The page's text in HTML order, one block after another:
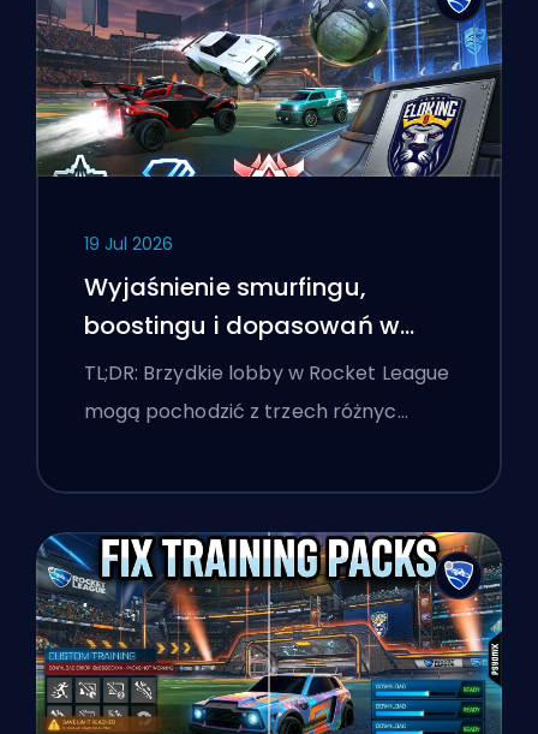
19 Jul 2026
Wyjaśnienie smurfingu,
boostingu i dopasowań w
Rocket League
TL;DR: Brzydkie lobby w Rocket League
mogą pochodzić z trzech różnyc…